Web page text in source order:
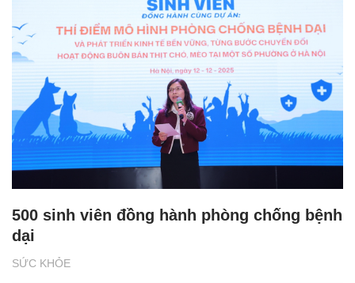
SỨC KHỎE
500 sinh viên đồng hành phòng chống bệnh
dại